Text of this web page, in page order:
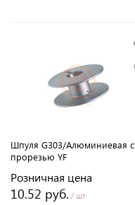
Шпуля G303/Алюминиевая с
прорезью YF
Розничная цена
10.52 руб. / шт